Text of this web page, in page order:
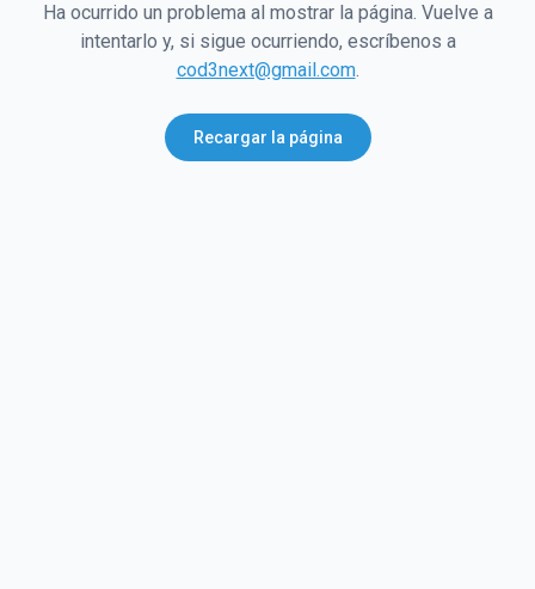
Ha ocurrido un problema al mostrar la página. Vuelve a
intentarlo y, si sigue ocurriendo, escríbenos a
cod3next@gmail.com.
Recargar la página